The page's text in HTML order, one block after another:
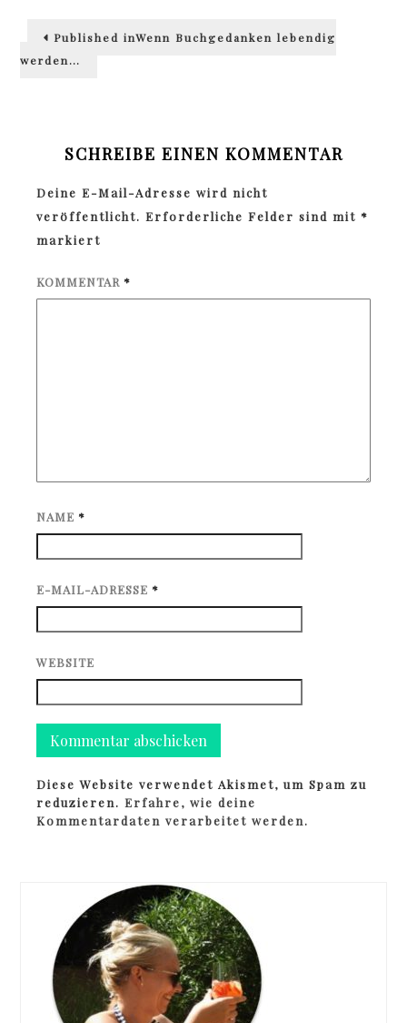
Beitragsnavigation
Published inWenn Buchgedanken lebendig
werden…
SCHREIBE EINEN KOMMENTAR
Deine E-Mail-Adresse wird nicht
veröffentlicht. Erforderliche Felder sind mit *
markiert
KOMMENTAR *
NAME *
E-MAIL-ADRESSE *
WEBSITE
Diese Website verwendet Akismet, um Spam zu
reduzieren.Erfahre, wie deine
Kommentardaten verarbeitet werden.